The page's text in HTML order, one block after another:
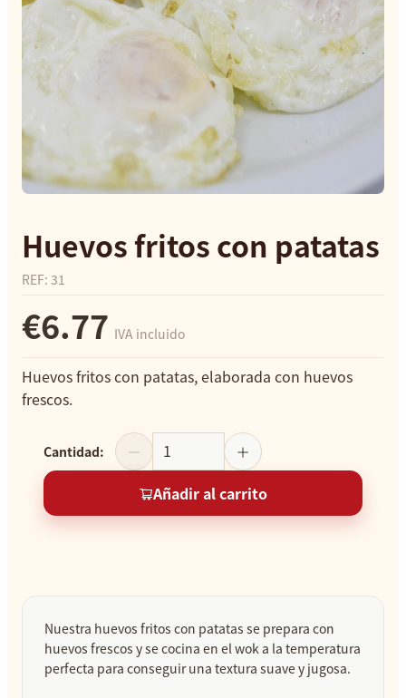
Huevos fritos con patatas
REF: 31
€6.77 IVA incluido
Huevos fritos con patatas, elaborada con huevos
frescos.
Cantidad:
Añadir al carrito
Nuestra huevos fritos con patatas se prepara con
huevos frescos y se cocina en el wok a la temperatura
perfecta para conseguir una textura suave y jugosa.